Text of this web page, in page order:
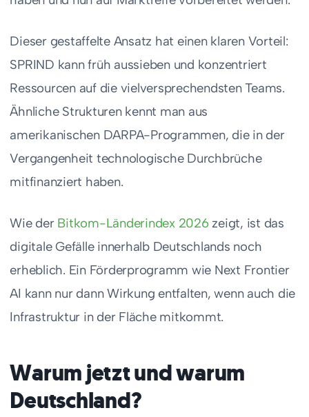
Dieser gestaffelte Ansatz hat einen klaren Vorteil:
SPRIND kann früh aussieben und konzentriert
Ressourcen auf die vielversprechendsten Teams.
Ähnliche Strukturen kennt man aus
amerikanischen DARPA-Programmen, die in der
Vergangenheit technologische Durchbrüche
mitfinanziert haben.
Wie der Bitkom-Länderindex 2026 zeigt, ist das
digitale Gefälle innerhalb Deutschlands noch
erheblich. Ein Förderprogramm wie Next Frontier
AI kann nur dann Wirkung entfalten, wenn auch die
Infrastruktur in der Fläche mitkommt.
Warum jetzt und warum
Deutschland?